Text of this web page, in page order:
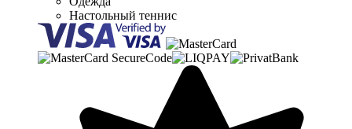
Настольный теннис